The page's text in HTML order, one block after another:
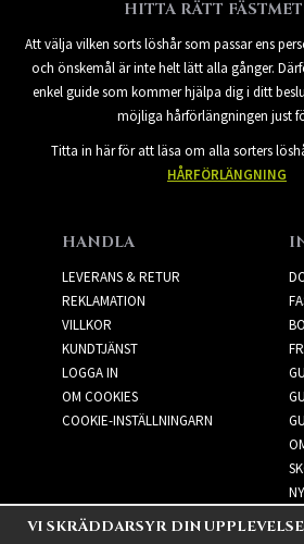
HITTA RÄTT
Att välja vilken sorts löshår som passar ens
och önskemål är inte helt lätt alla gånger.
enkel guide som kommer hjälpa dig i ditt
möjliga hårförlängningen just
Titta in här för att läsa om alla sorters
HÅRFÖRLÄNGNING
HANDLA
LEVERANS & RETUR
REKLAMATION
VILLKOR
KUNDTJÄNST
LOGGA IN
OM COOKIES
COOKIE-INSTÄLLNINGARN
VI SKRÄDDARSYR DIN UPPLEVELSE